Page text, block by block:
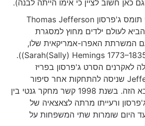
חשוב לציין כי אימו הייתה לבנה).
הנשיא השלישי תומס ג'פרסון Thomas Jefferson
1826) הביא לעולם ילדים מחוץ למסגרת
המשרתת האפרו-אמריקאית שלו,
סאלי המינגס Sarah(Sally) Hemings 1773–1835)).
עלה לאקרנים הסרט ג'פרסון בפריז
Jefferson in Paris שניסה להתחקות אחר סיפור
האהבה המוחבא הזה. בשנת 1998 קשר מחקר גנטי בין
ורעייתו מרתה לצאצאיה של
היום שומרות שתי המשפחות על